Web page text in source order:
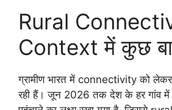
Rural
Context में कुछ
ग्रामीण भारत में connectivity को
रही हैं। जून 2026 तक देश के हर गांव